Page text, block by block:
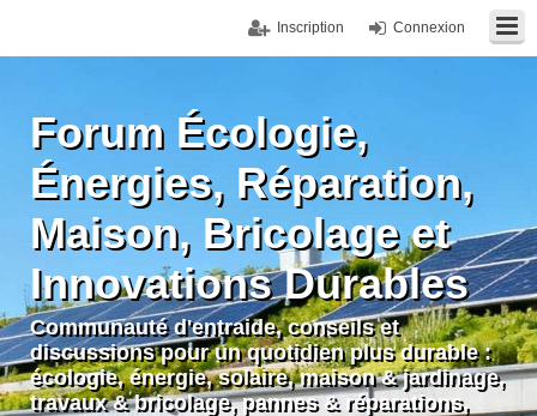
Connexion
Inscription
Forum Écologie,
Énergies, Réparation,
Maison, Bricolage et
Innovations Durables
Communauté d'entraide, conseils et
discussions pour un quotidien plus durable :
écologie, énergie, solaire, maison & jardinage,
travaux & bricolage, pannes & réparations,